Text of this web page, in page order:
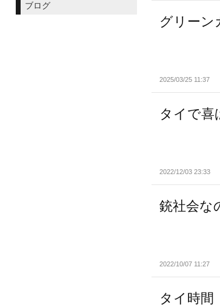
グリーン
2025/03/25 11:37
タイで喜
2022/12/03 23:33
銃社会な
2022/10/07 11:27
タイ時間
ブログ